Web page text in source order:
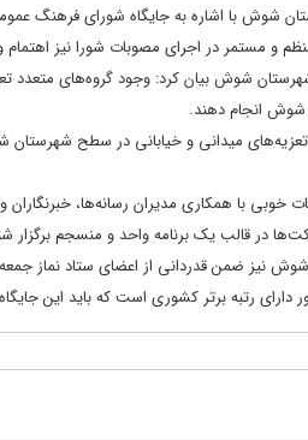
شوش با اشاره به جایگاه شورای فرهنگ
مستمر در اجرای مصوبات شورا نیز اهتمام
شوش بیان کرد: وجود گروه‌های
شوش انجام دهند.
میدانی و خیابانی در سطح شهرستان
خوبی با همکاری مدیران رسانه‌ها،
در قالب یک برنامه واحد و منسجم برگزار
نیز ضمن قدردانی از اعضای ستاد نماز جمعه